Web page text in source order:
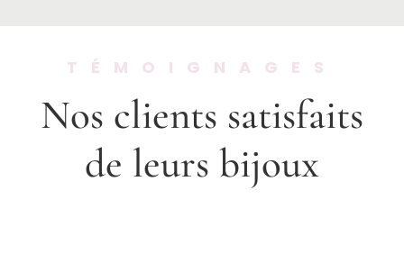
TÉMOIGNAGES
Nos clients satisfaits
de leurs bijoux